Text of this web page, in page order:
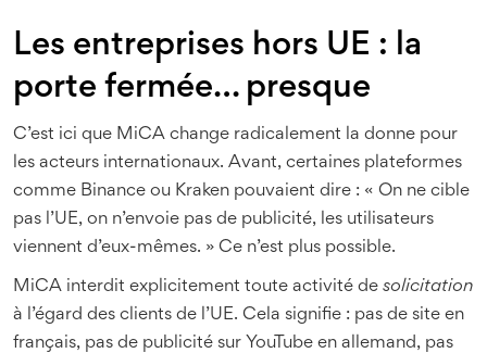
Les entreprises hors UE : la
porte fermée… presque
C’est ici que MiCA change radicalement la donne pour
les acteurs internationaux. Avant, certaines plateformes
comme Binance ou Kraken pouvaient dire : « On ne cible
pas l’UE, on n’envoie pas de publicité, les utilisateurs
viennent d’eux-mêmes. » Ce n’est plus possible.
MiCA interdit explicitement toute activité de solicitation
à l’égard des clients de l’UE. Cela signifie : pas de site en
français, pas de publicité sur YouTube en allemand, pas